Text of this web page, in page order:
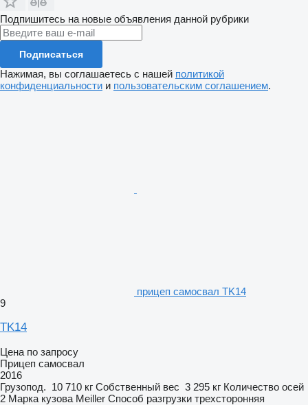
Подпишитесь на новые объявления данной рубрики
Подписаться
Нажимая, вы соглашаетесь с нашей политикой
конфиденциальности и пользовательским соглашением.
прицеп самосвал TK14
9
TK14
Цена по запросу
Прицеп самосвал
2016
Грузопод. 10 710 кг Собственный вес 3 295 кг Количество осей
2 Марка кузова Meiller Способ разгрузки трехсторонняя